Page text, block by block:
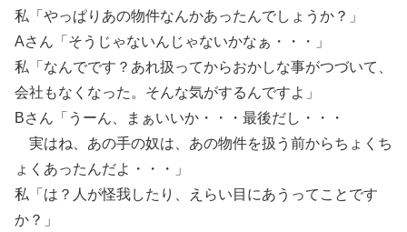
私「やっぱりあの物件なんかあったんでしょうか？」
Aさん「そうじゃないんじゃないかなぁ・・・」
私「なんでです？あれ扱ってからおかしな事がつづいて、
会社もなくなった。そんな気がするんですよ」
Bさん「うーん、まぁいいか・・・最後だし・・・
実はね、あの手の奴は、あの物件を扱う前からちょくち
ょくあったんだよ・・・」
私「は？人が怪我したり、えらい目にあうってことです
か？」